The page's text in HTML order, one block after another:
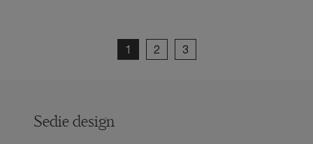
1 2 3
Sedie design